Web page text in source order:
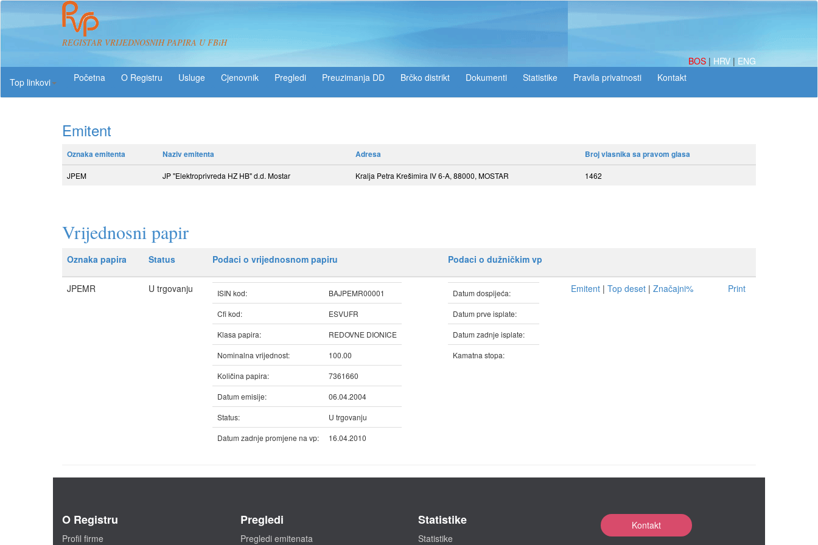
REGISTAR VRIJEDNOSNIH PAPIRA U FBiH
BOS | HRV | ENG
Top linkovi
O Registru Usluge Pregledi Preuzimanja DD Brčko distrikt Dokumenti Statistike
Emitent
Oznaka emitenta Naziv emitenta Adresa Broj vlasnika sa pravom glasa
JPEM JP "Elektroprivreda HZ HB" d.d. Mostar Kralja Petra Krešimira IV 6-A, 88000, MOSTAR 1462
Vrijednosni papir
Oznaka papira Status Podaci o vrijednosnom papiru Podaci o dužničkim vp
JPEMR U trgovanju ISIN kod:
BAJPEMR00001
Cfi kod:
ESVUFR
Klasa papira:
REDOVNE DIONICE
Nominalna vrijednost:
100.00
Količina papira:
7361660
Datum emisije:
06.04.2004
Status:
U trgovanju
Datum zadnje promjene na vp:
16.04.2010
Datum dospijeća:
Datum prve isplate:
Datum zadnje isplate:
Kamatna stopa:
Emitent | Top deset | Značajni% Print
O Registru
Profil firme
Pregledi
Pregledi emitenata
Statistike
Statistike
Kontakt